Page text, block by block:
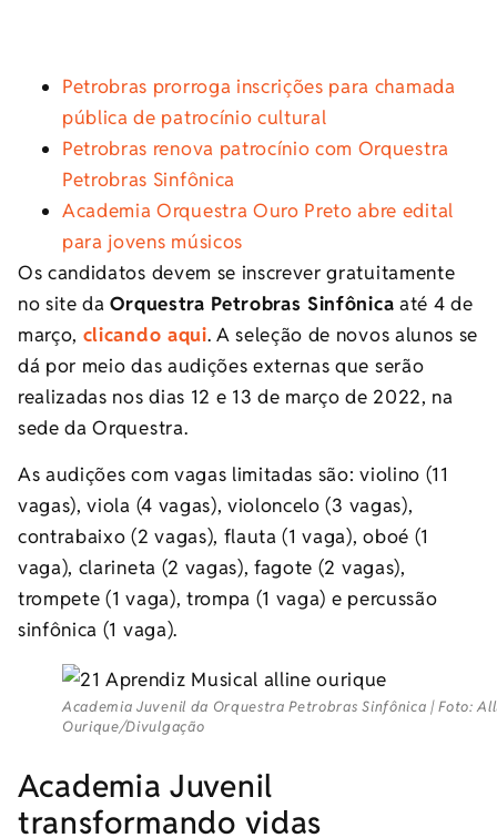
Petrobras prorroga inscrições para chamada
pública de patrocínio cultural
Petrobras renova patrocínio com Orquestra
Petrobras Sinfônica
Academia Orquestra Ouro Preto abre edital
para jovens músicos
Os candidatos devem se inscrever gratuitamente
no site daOrquestra Petrobras Sinfônica até 4 de
março, clicando aqui. A seleção de novos alunos se
dá por meio das audições externas que serão
realizadas nos dias 12 e 13 de março de 2022, na
sede da Orquestra.
As audições com vagas limitadas são: violino (11
vagas), viola (4 vagas), violoncelo (3 vagas),
contrabaixo (2 vagas), flauta (1 vaga), oboé (1
vaga), clarineta (2 vagas), fagote (2 vagas),
trompete (1 vaga), trompa (1 vaga) e percussão
sinfônica (1 vaga).
Academia Juvenil da Orquestra Petrobras Sinfônica | Foto:
Ourique/Divulgação
Academia Juvenil
transformando vidas